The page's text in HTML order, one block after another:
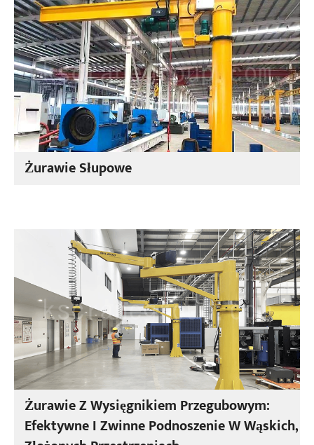
Żurawie Słupowe
Żurawie Z Wysięgnikiem Przegubowym:
Efektywne I Zwinne Podnoszenie W Wąskich,